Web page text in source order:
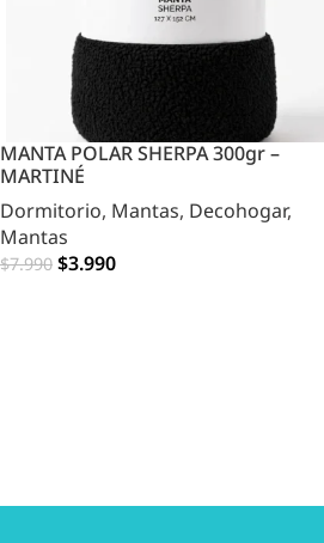
MANTA POLAR SHERPA 300gr –
MARTINÉ
Dormitorio, Mantas, Decohogar,
Mantas
$7.990 $3.990